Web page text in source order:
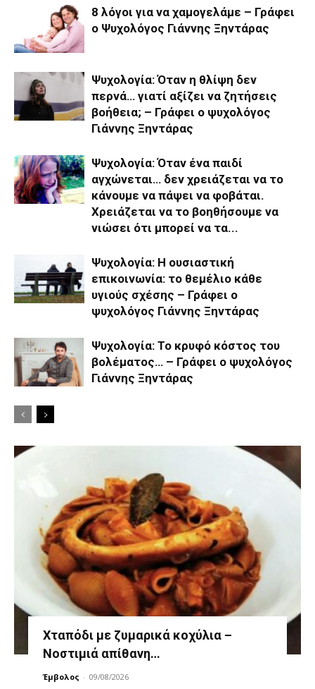
8 λόγοι για να χαμογελάμε – Γράφει
ο Ψυχολόγος Γιάννης Ξηντάρας
Ψυχολογία: Όταν η θλίψη δεν
περνά… γιατί αξίζει να ζητήσεις
βοήθεια; – Γράφει ο ψυχολόγος
Γιάννης Ξηντάρας
Ψυχολογία: Όταν ένα παιδί
αγχώνεται… δεν χρειάζεται να το
κάνουμε να πάψει να φοβάται.
Χρειάζεται να το βοηθήσουμε να
νιώσει ότι μπορεί να τα...
Ψυχολογία: Η ουσιαστική
επικοινωνία: το θεμέλιο κάθε
υγιούς σχέσης – Γράφει ο
ψυχολόγος Γιάννης Ξηντάρας
Ψυχολογία: Το κρυφό κόστος του
βολέματος… – Γράφει ο ψυχολόγος
Γιάννης Ξηντάρας
Χταπόδι με ζυμαρικά κοχύλια –
Νοστιμιά απίθανη…
Έμβολος - 09/08/2026